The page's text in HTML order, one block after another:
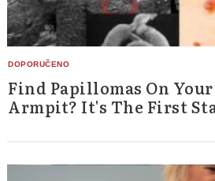
Find Papillomas On Your
Armpit? It's The First